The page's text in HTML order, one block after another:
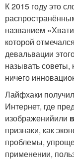
К 2015 году это
названием
которой
девальвации
называть
ничего
Лайфхаки
Интернет, где
изображенийили
признаки, как
проблемы,
применении,